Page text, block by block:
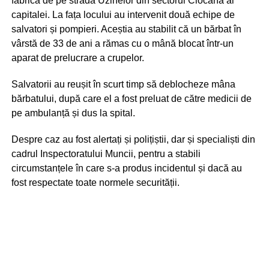
capitalei. La fața locului au intervenit două echipe de
salvatori și pompieri. Aceștia au stabilit că un bărbat în
vârstă de 33 de ani a rămas cu o mână blocat într-un
aparat de prelucrare a crupelor.
Salvatorii au reușit în scurt timp să deblocheze mâna
bărbatului, după care el a fost preluat de către medicii de
pe ambulanță și dus la spital.
Despre caz au fost alertați și polițiștii, dar și specialiști din
cadrul Inspectoratului Muncii, pentru a stabili
circumstanțele în care s-a produs incidentul și dacă au
fost respectate toate normele securității.